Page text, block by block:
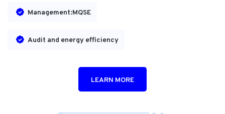
Management:MQSE
Audit and energy efficiency
LEARN MORE